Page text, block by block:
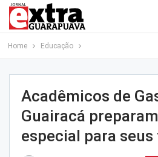
Home Educação
Acadêmicos de
Guairacá
especial para